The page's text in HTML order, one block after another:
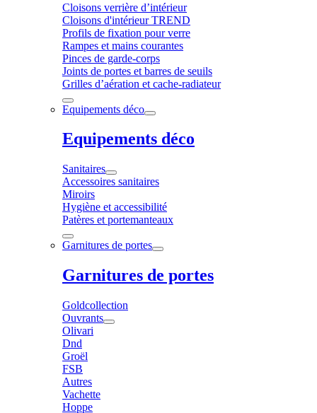
Cloisons verrière d’intérieur
Cloisons d'intérieur TREND
Profils de fixation pour verre
Rampes et mains courantes
Pinces de garde-corps
Joints de portes et barres de seuils
Grilles d’aération et cache-radiateur
Equipements déco
Equipements déco
Sanitaires
Accessoires sanitaires
Miroirs
Hygiène et accessibilité
Patères et portemanteaux
Garnitures de portes
Garnitures de portes
Goldcollection
Ouvrants
Olivari
Dnd
Groël
FSB
Autres
Vachette
Hoppe